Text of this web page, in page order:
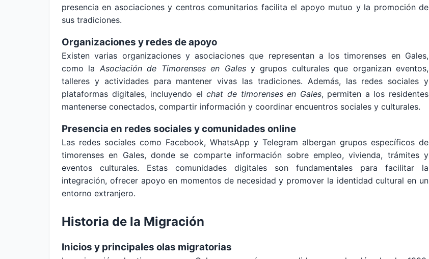
presencia en asociaciones y centros comunitarios facilita el apoyo mutuo y la promoción de
sus tradiciones.
Organizaciones y redes de apoyo
Existen varias organizaciones y asociaciones que representan a los timorenses en Gales,
como la Asociación de Timorenses en Galesy grupos culturales que organizan eventos,
talleres y actividades para mantener vivas las tradiciones. Además, las redes sociales y
plataformas digitales, incluyendo elchat de timorenses en Gales, permiten a los residentes
mantenerse conectados, compartir información y coordinar encuentros sociales y culturales.
Presencia en redes sociales y comunidades online
Las redes sociales como Facebook, WhatsApp y Telegram albergan grupos específicos de
timorenses en Gales, donde se comparte información sobre empleo, vivienda, trámites y
eventos culturales. Estas comunidades digitales son fundamentales para facilitar la
integración, ofrecer apoyo en momentos de necesidad y promover la identidad cultural en un
entorno extranjero.
Historia de la Migración
Inicios y principales olas migratorias